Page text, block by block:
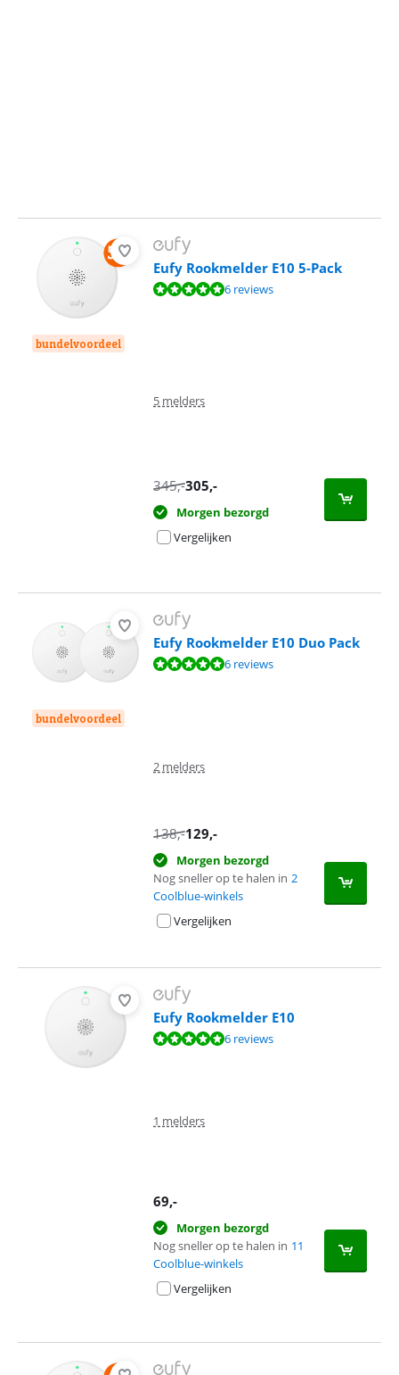
bundelvoordeel
Eufy Rookmelder E10 5-Pack
Beoordeling is 9,7 van de 10, gebaseerd op 6 reviews.
6 reviews
5 melders
345,-305,-
Morgen bezorgd
Vergelijken
bundelvoordeel
Eufy Rookmelder E10 Duo Pack
Beoordeling is 9,7 van de 10, gebaseerd op 6 reviews.
6 reviews
2 melders
138,-129,-
Morgen bezorgd
Nog sneller op te halen in 2
Coolblue-winkels
Vergelijken
Eufy Rookmelder E10
Beoordeling is 9,7 van de 10, gebaseerd op 6 reviews.
6 reviews
1 melders
69,-
Morgen bezorgd
Nog sneller op te halen in 11
Coolblue-winkels
Vergelijken